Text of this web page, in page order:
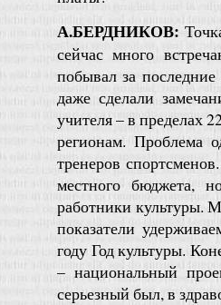
А.БЕРДНИКОВ:
сейчас много
побывал за
даже сделали
учителя – в пределах
регионам. Проблема
тренеров
местного бюджета,
работники культуры.
показатели
году Год культуры.
– национальный
серьезный был, в